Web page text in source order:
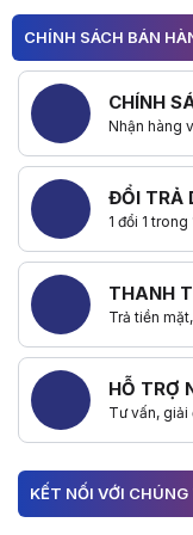
CHÍNH SÁCH BÁN
CHÍNH
Nhận hàng
ĐỔI TRẢ
1 đổi 1
THANH
Trả tiền
HỖ TRỢ
Tư vấn, giải
KẾT NỐI VỚI CHÚNG